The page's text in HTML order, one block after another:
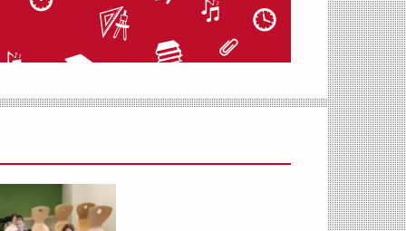
WAHLPFLICHTFÄCHERGRUPPE I
UND SCHÜLER
FORTBILDUNGSMATERIALIEN